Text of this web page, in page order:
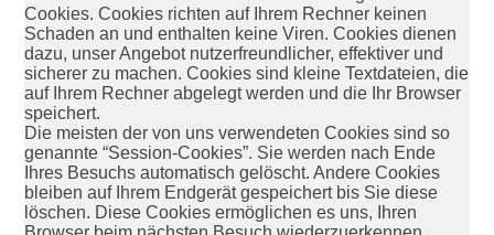
Cookies. Cookies richten auf Ihrem Rechner keinen
Schaden an und enthalten keine Viren. Cookies dienen
dazu, unser Angebot nutzerfreundlicher, effektiver und
sicherer zu machen. Cookies sind kleine Textdateien, die
auf Ihrem Rechner abgelegt werden und die Ihr Browser
speichert.
Die meisten der von uns verwendeten Cookies sind so
genannte “Session-Cookies”. Sie werden nach Ende
Ihres Besuchs automatisch gelöscht. Andere Cookies
bleiben auf Ihrem Endgerät gespeichert bis Sie diese
löschen. Diese Cookies ermöglichen es uns, Ihren